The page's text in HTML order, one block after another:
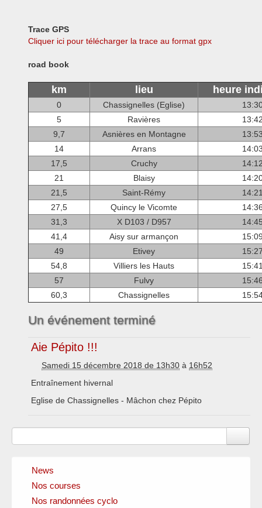
Trace GPS
Cliquer ici pour télécharger la trace au format gpx
road book
km lieu heure
0 Chassignelles (Eglise)
5
Ravières
9,7
Asnières en Montagne
14
Arrans
17,5
Cruchy
21
Blaisy
21,5
Saint-Rémy
27,5
Quincy le Vicomte
31,3
X D103 / D957
41,4
Aisy sur armançon
49
Etivey
54,8
Villiers les Hauts
57
Fulvy
60,3
Chassignelles
Un événement terminé
Aie Pépito !!!
Samedi 15 décembre 2018 de 13h30 à 16h52
Entraînement hivernal
Eglise de Chassignelles - Mâchon chez Pépito
News
Nos courses
Nos randonnées cyclo